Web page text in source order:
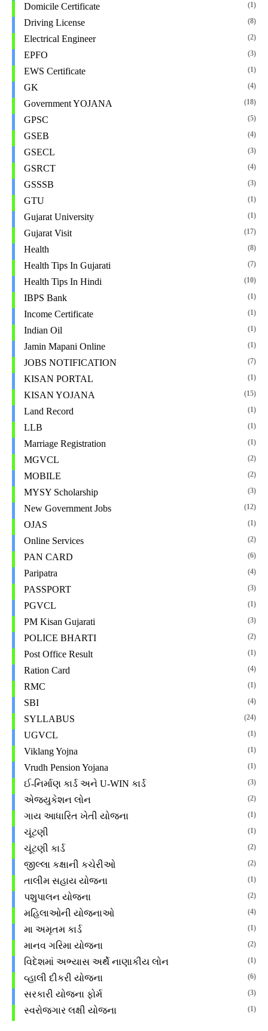
Domicile Certificate (1)
Driving License (8)
Electrical Engineer (2)
EPFO (3)
EWS Certificate (1)
GK (4)
Government YOJANA (18)
GPSC (5)
GSEB (4)
GSECL (3)
GSRCT (4)
GSSSB (3)
GTU (1)
Gujarat University (1)
Gujarat Visit (17)
Health (8)
Health Tips In Gujarati (7)
Health Tips In Hindi (10)
IBPS Bank (1)
Income Certificate (1)
Indian Oil (1)
Jamin Mapani Online (1)
JOBS NOTIFICATION (7)
KISAN PORTAL (1)
KISAN YOJANA (15)
Land Record (1)
LLB (1)
Marriage Registration (1)
MGVCL (2)
MOBILE (2)
MYSY Scholarship (3)
New Government Jobs (12)
OJAS (1)
Online Services (2)
PAN CARD (6)
Paripatra (4)
PASSPORT (3)
PGVCL (1)
PM Kisan Gujarati (3)
POLICE BHARTI (2)
Post Office Result (1)
Ration Card (4)
RMC (1)
SBI (4)
SYLLABUS (24)
UGVCL (1)
Viklang Yojna (1)
Vrudh Pension Yojana (1)
ઈ-નિર્માણ કાર્ડ અને U-WIN કાર્ડ (3)
એજ્યુકેશન લોન (2)
ગાય આધારિત ખેતી યોજના (1)
ચૂંટણી (1)
ચૂંટણી કાર્ડ (2)
જીલ્લા કક્ષાની કચેરીઓ (2)
તાલીમ સહાય યોજના (1)
પશુપાલન યોજના (2)
મહિલાઓની યોજનાઓ (4)
મા અમૃતમ કાર્ડ (1)
માનવ ગરિમા યોજના (2)
વિદેશમાં અભ્યાસ અર્થે નાણાકીય લોન (1)
વ્હાલી દીકરી યોજના (6)
સરકારી યોજના ફોર્મ (3)
સ્વરોજગાર લક્ષી યોજના (1)